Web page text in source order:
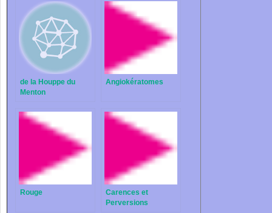
de la Houppe du
Menton
Angiokératomes
Rouge
Carences et
Perversions